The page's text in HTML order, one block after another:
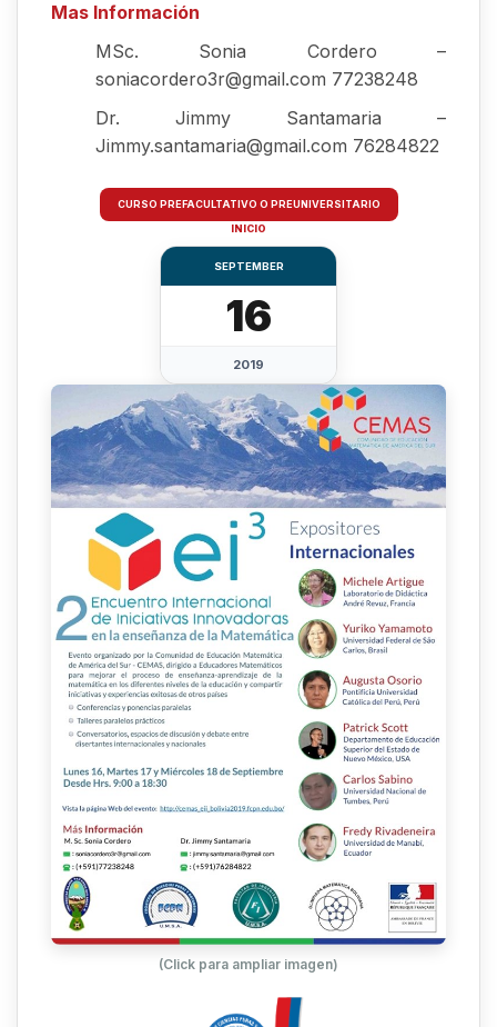
CURSO PREFACULTATIVO O PREUNIVERSITARIO
INICIO
SEPTEMBER
16
2019
(Click para ampliar imagen)
Mas Información
MSc. Sonia Cordero –
soniacordero3r@gmail.com 77238248
Dr. Jimmy Santamaria –
Jimmy.santamaria@gmail.com 76284822